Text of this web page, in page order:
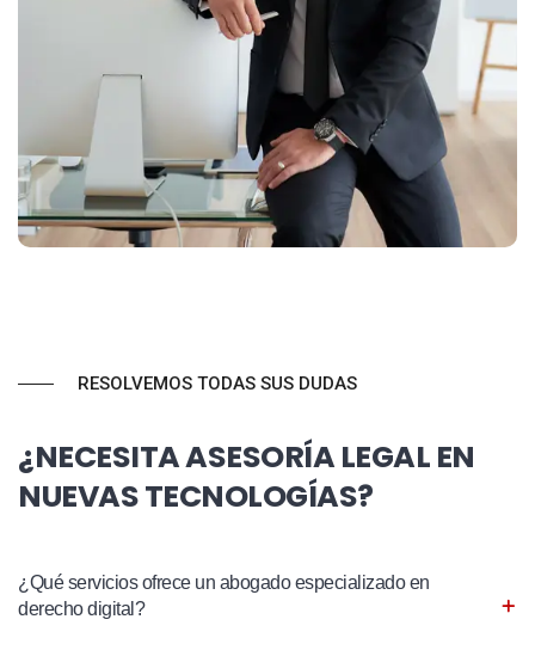
RESOLVEMOS TODAS SUS DUDAS
¿NECESITA ASESORÍA LEGAL EN
NUEVAS TECNOLOGÍAS?
¿Qué servicios ofrece un abogado especializado en
derecho digital?